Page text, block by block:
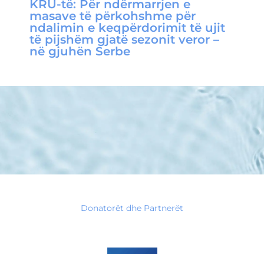
KRU-të: Për ndërmarrjen e
masave të përkohshme për
ndalimin e keqpërdorimit të ujit
të pijshëm gjatë sezonit veror –
në gjuhën Serbe
Donatorët dhe Partnerët